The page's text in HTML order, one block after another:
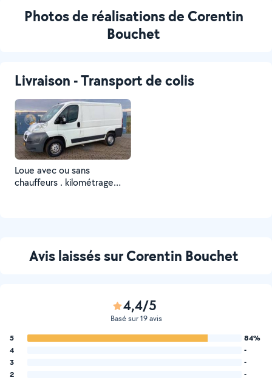
Photos de réalisations de Corentin
Bouchet
Livraison - Transport de colis
Loue avec ou sans
chauffeurs . kilométrage
Avis laissés sur Corentin Bouchet
4,4/5
Basé sur 19 avis
5
84%
4
-
3
-
2
-